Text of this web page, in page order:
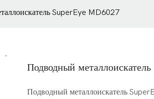
SuperEye MD6027
Подводный
Подводный металлоискатель